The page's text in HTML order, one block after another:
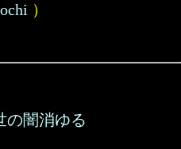
）
の闇消ゆる